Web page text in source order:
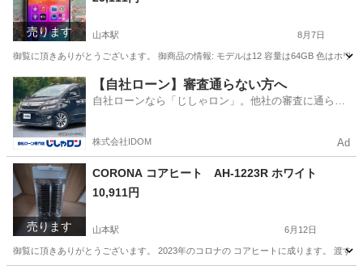
売ります 山本駅 8月7日
御覧に頂きありがとうございます。 御商品の情報: モデルは12 容量は64GB 色はホワ
佐賀 唐津市 山本駅 その他 状態
【自社ローン】審査通らない方へ
自社ローンなら「じしゃロン」。他社の審査に通らな
株式会社IDOM Ad
売ります
CORONA コアヒート AH-1223R ホワイト
10,911円
山本駅 6月12日
御覧に頂きありがとうございます。 2023年のコロナの コアヒートに成ります。 渡す